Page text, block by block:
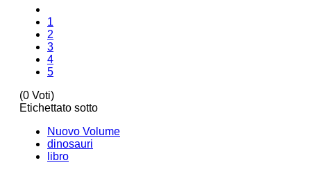
1
2
3
4
5
(0 Voti)
Etichettato sotto
Nuovo Volume
dinosauri
libro